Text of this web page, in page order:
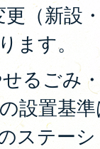
（新設
ます。
るごみ
設置基
ステー